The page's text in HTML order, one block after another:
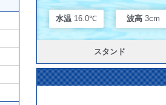
水温 16.0℃ 波高 3cm
スタンド